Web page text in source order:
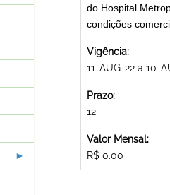
do Hospital
condições
Vigência:
11-AUG-22 a 10-
Prazo:
12
Valor Mensal:
R$ 0.00